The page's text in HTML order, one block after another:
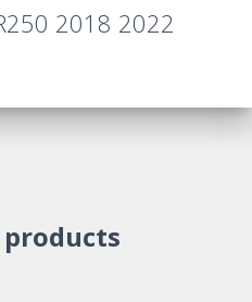
2018 2022